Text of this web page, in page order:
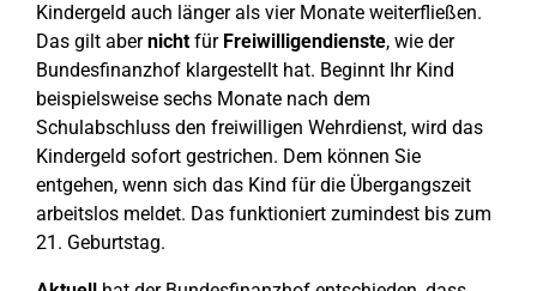
Kindergeld auch länger als vier Monate weiterfließen.
Das gilt abernichtfür Freiwilligendienste, wie der
Bundesfinanzhof klargestellt hat. Beginnt Ihr Kind
beispielsweise sechs Monate nach dem
Schulabschluss den freiwilligen Wehrdienst, wird das
Kindergeld sofort gestrichen. Dem können Sie
entgehen, wenn sich das Kind für die Übergangszeit
arbeitslos meldet. Das funktioniert zumindest bis zum
21. Geburtstag.